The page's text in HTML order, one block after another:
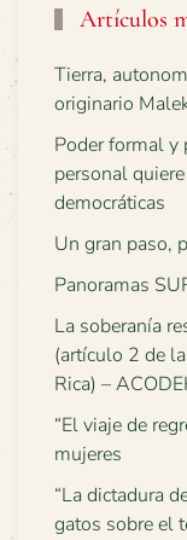
Artículos
Tierra,
originario
Poder formal y
personal
democráticas
Un gran paso,
Panoramas
La soberanía
(artículo 2 de
Rica) –
“El viaje de
mujeres
“La dictadura
gatos sobre el